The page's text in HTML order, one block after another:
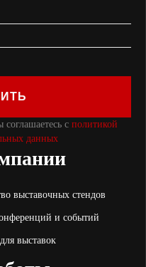
выставочных стендов
и событий
выставок
с политикой
данных